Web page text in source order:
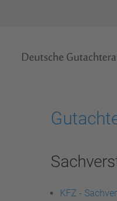
KFZ -